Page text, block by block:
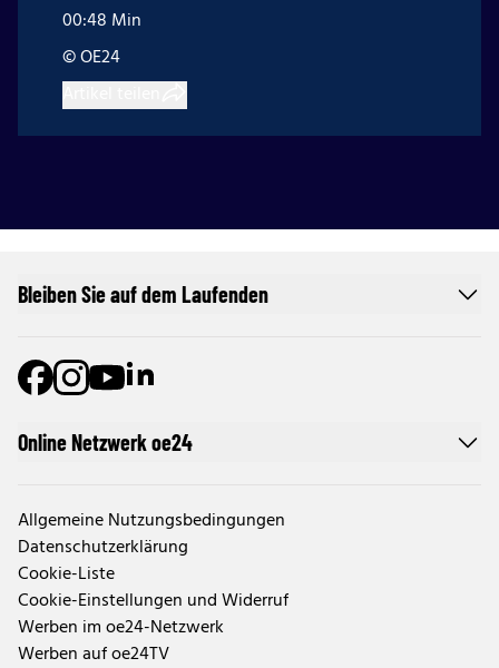
00:48 Min
© OE24
Online Netzwerk oe24
Allgemeine Nutzungsbedingungen
Datenschutzerklärung
Cookie-Liste
Cookie-Einstellungen und Widerruf
Werben im oe24-Netzwerk
Werben auf oe24TV
Bleiben Sie auf dem Laufenden